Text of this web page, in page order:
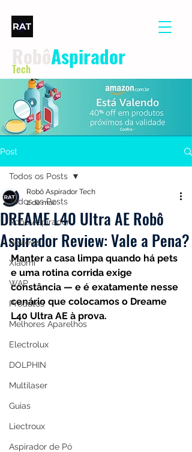
Aspirador
Tech
Post
Todos os Posts
Robô Aspirador
Reviews
Xiaomi
WAP
Produtos
Melhores Aparelhos
Electrolux
DOLPHIN
Multilaser
Guias
Liectroux
Aspirador de Pó
Todos os Posts
DREAME L40 Ultra AE Robô
Aspirador Review: Vale a Pena?
Robô Aspirador Tech
2 de mar.
Manter a casa limpa quando há pets
e uma rotina corrida exige
constância — e é exatamente nesse
cenário que colocamos o Dreame
L40 Ultra AE à prova.